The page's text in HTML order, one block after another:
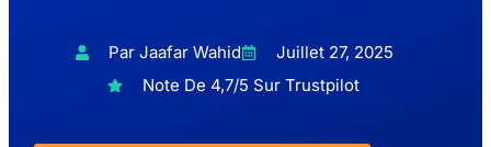
Par Jaafar Wahid
Juillet 27, 2025
Note De 4,7/5 Sur Trustpilot